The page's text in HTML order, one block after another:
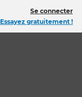
Se connecter
Essayez gratuitement !